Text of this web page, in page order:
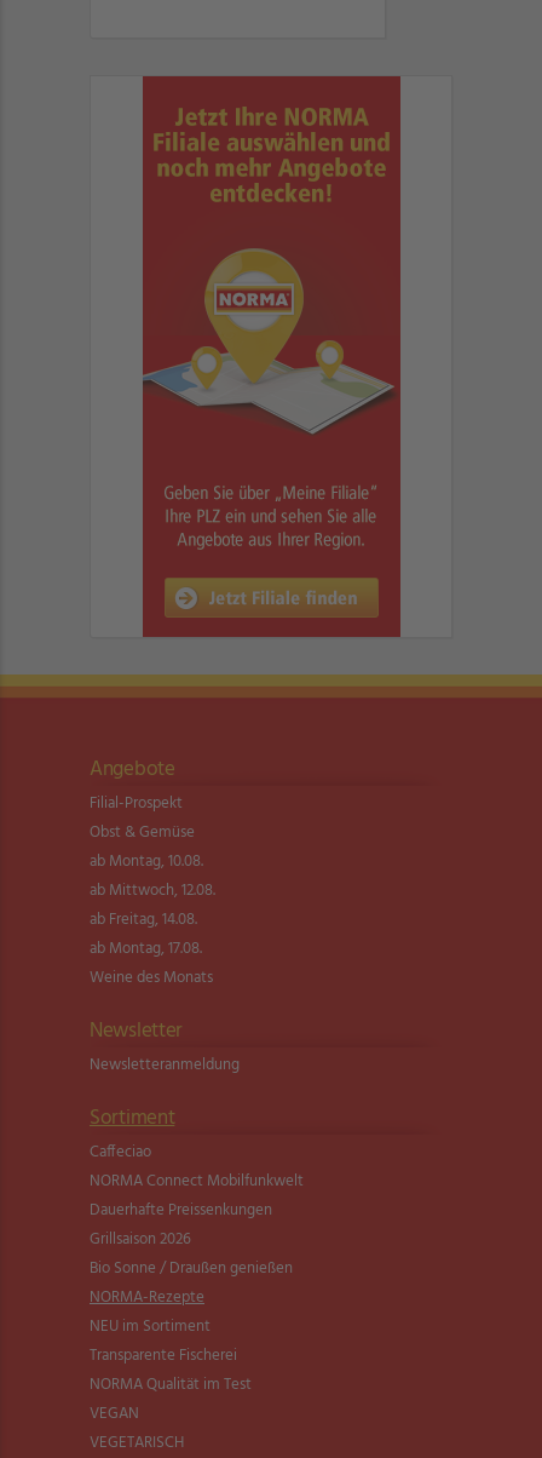
Angebote
Filial-Prospekt
Obst & Gemüse
ab Montag, 10.08.
ab Mittwoch, 12.08.
ab Freitag, 14.08.
ab Montag, 17.08.
Weine des Monats
Newsletter
Newsletter­anmeldung
Sortiment
Caffeciao
NORMA Connect Mobilfunkwelt
Dauerhafte Preissenkungen
Grillsaison 2026
Bio Sonne / Draußen genießen
NORMA-Rezepte
NEU im Sortiment
Transparente Fischerei
NORMA Qualität im Test
VEGAN
VEGETARISCH